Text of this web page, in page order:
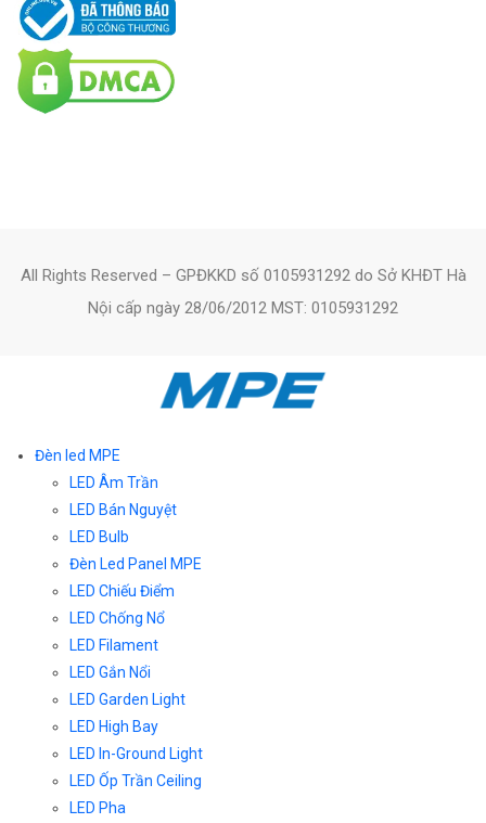
All Rights Reserved – GPĐKKD số 0105931292 do Sở KHĐT Hà
Nội cấp ngày 28/06/2012 MST: 0105931292
Đèn led MPE
LED Âm Trần
LED Bán Nguyệt
LED Bulb
Đèn Led Panel MPE
LED Chiếu Điểm
LED Chống Nổ
LED Filament
LED Gắn Nổi
LED Garden Light
LED High Bay
LED In-Ground Light
LED Ốp Trần Ceiling
LED Pha